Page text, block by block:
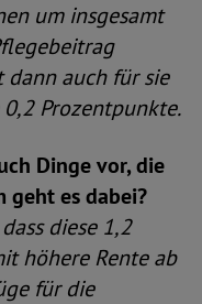
um insgesamt
dann auch für sie
Prozentpunkte.
Dinge vor, die
geht es dabei?
diese 1,2
höhere Rente ab
für die